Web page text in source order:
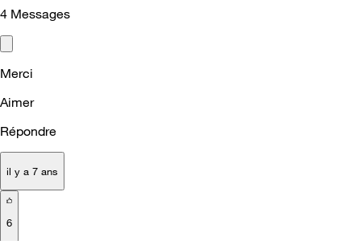
4 Messages
Merci
Aimer
Répondre
il y a 7 ans
6